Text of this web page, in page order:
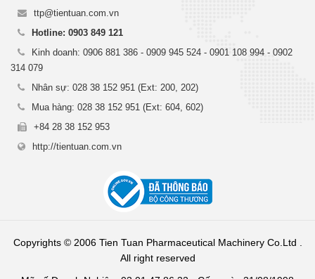
ttp@tientuan.com.vn
Hotline: 0903 849 121
Kinh doanh: 0906 881 386 - 0909 945 524 - 0901 108 994 - 0902
314 079
Nhân sự: 028 38 152 951 (Ext: 200, 202)
Mua hàng: 028 38 152 951 (Ext: 604, 602)
+84 28 38 152 953
http://tientuan.com.vn
Copyrights © 2006 Tien Tuan Pharmaceutical Machinery Co.Ltd .
All right reserved